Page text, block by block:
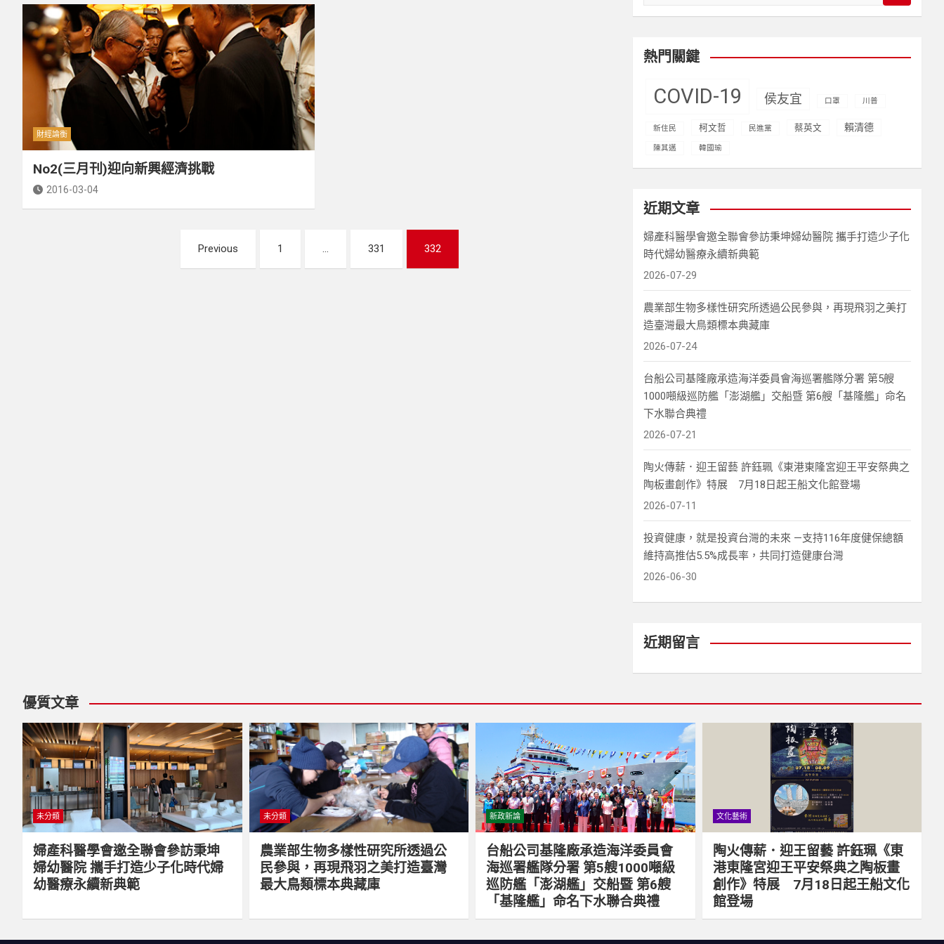
財經論衡
No2(三月刊)迎向新興經濟挑戰
2016-03-04
Previous 1 ... 331 332
a
c
熱門關鍵
COVID-19 侯友宜 口罩 川普
新住民 柯文哲 民進黨 蔡英文 賴清德
陳其邁 韓國瑜
近期文章
婦產科醫學會邀全聯會參訪秉坤婦幼醫院 攜手打造少子化
時代婦幼醫療永續新典範
2026-07-29
農業部生物多樣性研究所透過公民參與，再現飛羽之美打
造臺灣最大鳥類標本典藏庫
2026-07-24
台船公司基隆廠承造海洋委員會海巡署艦隊分署 第5艘
1000噸級巡防艦「澎湖艦」交船暨 第6艘「基隆艦」命名
下水聯合典禮
2026-07-21
陶火傳薪．迎王留藝 許鈺珮《東港東隆宮迎王平安祭典之
陶板畫創作》特展 7月18日起王船文化館登場
2026-07-11
投資健康，就是投資台灣的未來 —支持116年度健保總額
維持高推估5.5%成長率，共同打造健康台灣
2026-06-30
近期留言
優質文章
未分類
婦產科醫學會邀全聯會參訪秉坤
婦幼醫院 攜手打造少子化時代婦
幼醫療永續新典範
未分類
農業部生物多樣性研究所透過公
民參與，再現飛羽之美打造臺灣
最大鳥類標本典藏庫
新政新論
台船公司基隆廠承造海洋委員會
海巡署艦隊分署 第5艘1000噸級
巡防艦「澎湖艦」交船暨 第6艘
「基隆艦」命名下水聯合典禮
文化藝術
陶火傳薪．迎王留藝 許鈺珮《東
港東隆宮迎王平安祭典之陶板畫
創作》特展 7月18日起王船文化
館登場